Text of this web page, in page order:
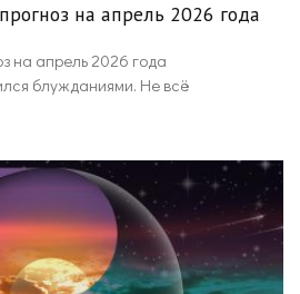
на апрель 2026 года
на апрель 2026 года
блужданиями. Не всё